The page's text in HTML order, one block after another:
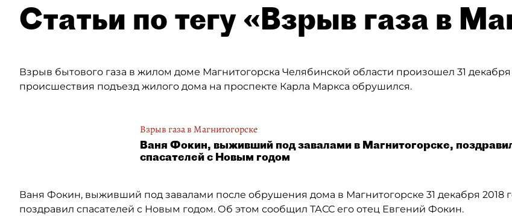
Статьи по тегу «Взрыв газа в
Взрыв бытового газа в жилом доме Магнитогорска Челябинской области произошел 31
происшествия подъезд жилого дома на проспекте Карла Маркса обрушился.
Взрыв газа в Магнитогорске
Ваня Фокин, выживший под завалами в Магнитогорске,
спасателей с Новым годом
Ваня Фокин, выживший под завалами после обрушения дома в Магнитогорске 31 декабря 2018
поздравил спасателей с Новым годом. Об этом сообщил ТАСС его отец Евгений Фокин.